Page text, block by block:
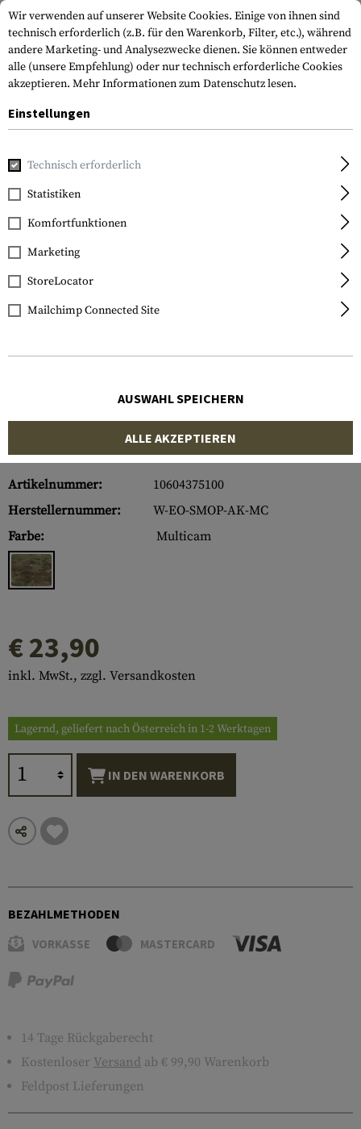
Home Tactical Gear
Warrior
Single Open Mag Pouch
AK 7.62mm
Artikelnummer:
10604375100
Herstellernummer:
W-EO-SMOP-AK-MC
Farbe:
Multicam
€ 23,90
inkl. MwSt., zzgl. Versandkosten
Lagernd, geliefert nach Österreich in 1-2 Werktagen
IN DEN WARENKORB
BEZAHLMETHODEN
VORKASSE MASTERCARD
14 Tage Rückgaberecht
Kostenloser Versand ab € 99,90 Warenkorb
Feldpost Lieferungen
Wir verwenden auf unserer Website Cookies. Einige von ihnen sind
technisch erforderlich (z.B. für den Warenkorb, Filter, etc.), während
andere Marketing- und Analysezwecke dienen. Sie können entweder
alle (unsere Empfehlung) oder nur technisch erforderliche Cookies
akzeptieren. Mehr Informationen zum Datenschutz lesen.
Einstellungen
Technisch erforderlich
Statistiken
Komfortfunktionen
Marketing
StoreLocator
Mailchimp Connected Site
AUSWAHL SPEICHERN
ALLE AKZEPTIEREN